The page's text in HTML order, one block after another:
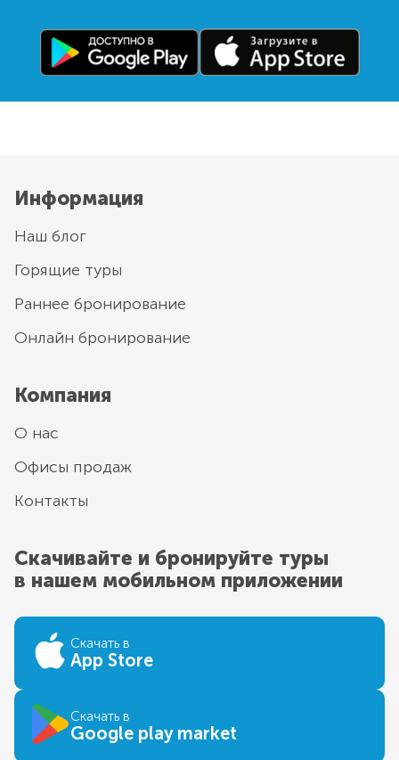
Информация
Наш блог
Горящие туры
Раннее бронирование
Онлайн бронирование
Компания
О нас
Офисы продаж
Контакты
Скачивайте и бронируйте туры
в нашем мобильном приложении
Скачать в
App Store
Скачать в
Google play market